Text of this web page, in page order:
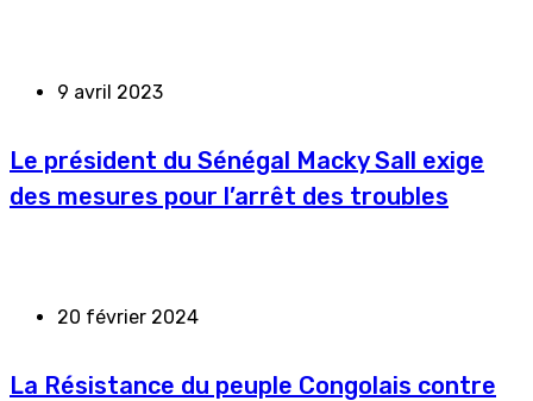
9 avril 2023
Le président du Sénégal Macky Sall exige
des mesures pour l’arrêt des troubles
20 février 2024
La Résistance du peuple Congolais contre